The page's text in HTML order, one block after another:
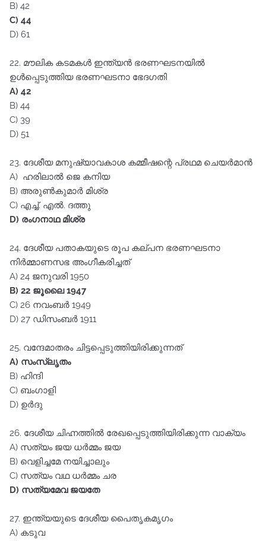
B) 42
C) 44
D) 61
22. മൗലിക കടമകൾ ഇന്ത്യൻ ഭരണഘടനയിൽ
ഉൾപ്പെടുത്തിയ ഭരണഘടനാ ഭേദഗതി
A) 42
B) 44
C) 39
D) 51
23. ദേശീയ മനുഷ്യാവകാശ കമ്മീഷന്റെ പ്രഥമ ചെയർമാൻ
A) ഹരിലാൽ ജെ കനിയ
B) അരുൺകുമാർ മിശ്ര
C) എച്ച്‌. എൽ. ദത്തു
D) രംഗനാഥ മിശ്ര
24. ദേശീയ പതാകയുടെ രൂപ കല്പന ഭരണഘടനാ
നിർമ്മാണസഭ അംഗീകരിച്ചത്‌
A) 24 ജനുവരി 1950
B) 22 ജൂലൈ 1947
C) 26 നവംബർ 1949
D) 27 ഡിസംബർ 1911
25. വന്ദേമാതരം ചിട്ടപ്പെടുത്തിയിരിക്കുന്നത്‌
A) സംസ്ലൃതം
B) ഹിന്ദി
C) ബംഗാളി
D) ഉർദു
26. ദേശീയ ചിഹ്നത്തിൽ രേഖപ്പെടുത്തിയിരിക്കുന്ന വാക്യം
A) സത്യം ജയ ധർമ്മം ജയ
B) വെളിച്ചമേ നയിച്ചാലും
C) സത്യം വഥ ധർമ്മം ചര
D) സത്യമേവ ജയതേ
27. ഇന്ത്യയുടെ ദേശീയ പൈതൃകമൃഗം
A) കടുവ